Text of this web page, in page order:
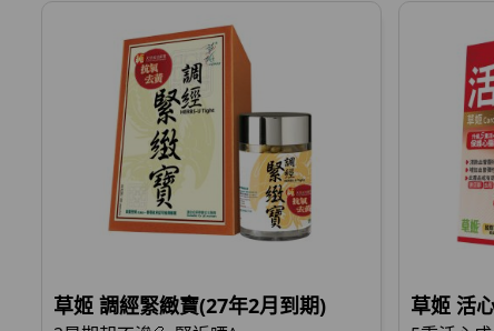
草姬 調經緊緻寶(27年2月到期) 草姬 活